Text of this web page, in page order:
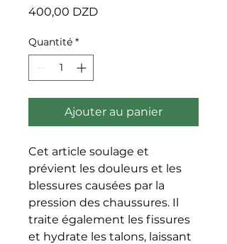
400,00 DZDPrix
Quantité *
Ajouter au panier
Cet article soulage et
prévient les douleurs et les
blessures causées par la
pression des chaussures. Il
traite également les fissures
et hydrate les talons, laissant